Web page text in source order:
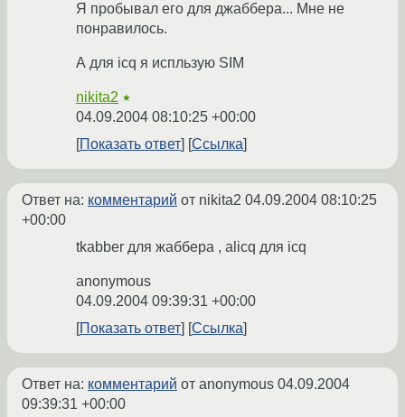
Я пробывал его для джаббера... Мне не
понравилось.
А для icq я испльзую SIM
nikita2 ★
04.09.2004 08:10:25 +00:00
Показать ответ
Ссылка
Ответ на: комментарий от nikita2 04.09.2004 08:10:25
+00:00
tkabber для жаббера , alicq для icq
anonymous
04.09.2004 09:39:31 +00:00
Показать ответ
Ссылка
Ответ на: комментарий от anonymous 04.09.2004
09:39:31 +00:00